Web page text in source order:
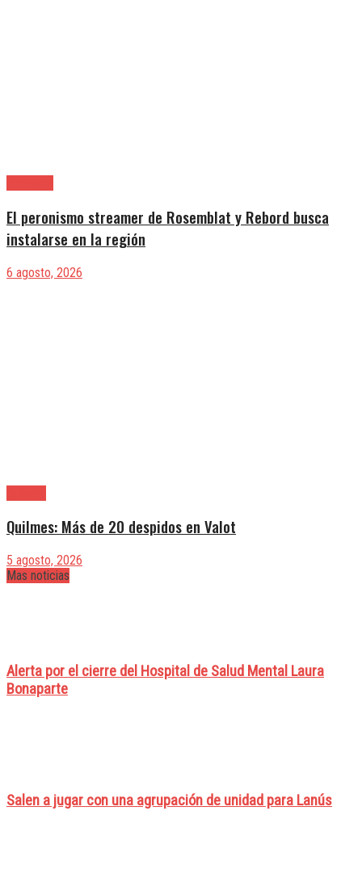
El peronismo streamer de Rosemblat y Rebord busca
instalarse en la región
6 agosto, 2026
Quilmes: Más de 20 despidos en Valot
5 agosto, 2026
Mas noticias
Alerta por el cierre del Hospital de Salud Mental Laura
Bonaparte
Salen a jugar con una agrupación de unidad para Lanús